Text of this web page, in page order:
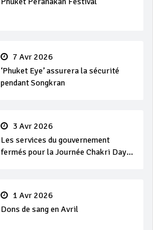
7 Avr 2026
‘Phuket Eye’ assurera la sécurité
pendant Songkran
3 Avr 2026
Les services du gouvernement
fermés pour la Journée Chakri Day
1 Avr 2026
Dons de sang en Avril